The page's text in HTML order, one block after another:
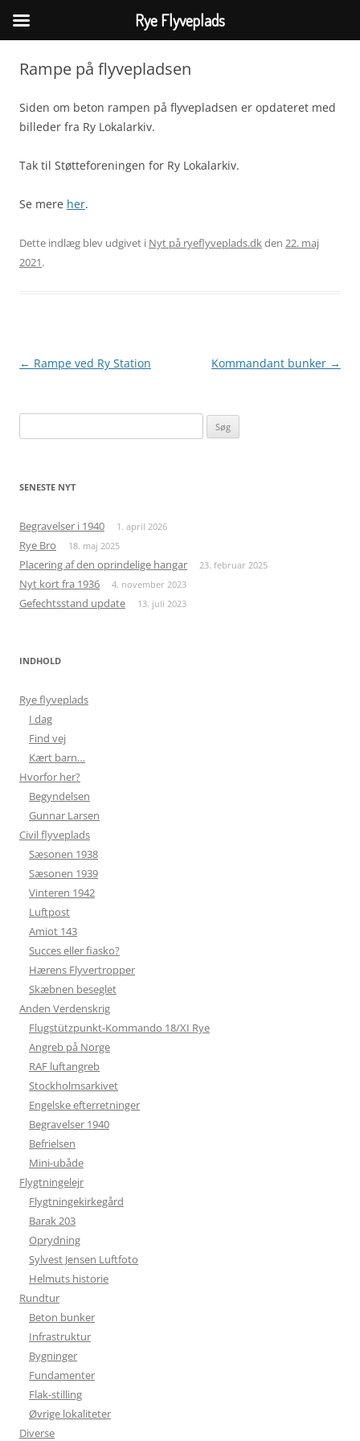
Hop
indhold
Rampe på flyvepladsen
Siden om beton rampen på flyvepladsen er opdateret med
billeder fra Ry Lokalarkiv.
Tak til Støtteforeningen for Ry Lokalarkiv.
Se mere her.
Dette indlæg blev udgivet i Nyt på ryeflyveplads.dkden 22. maj
2021.
Indlægsnavigation
← Rampe ved Ry Station Kommandant bunker →
efter:
SENESTE NYT
Begravelser i 1940 1. april 2026
Rye Bro 18. maj 2025
Placering af den oprindelige hangar 23. februar 2025
Nyt kort fra 1936 4. november 2023
Gefechtsstand update 13. juli 2023
INDHOLD
Rye flyveplads
I dag
Find vej
Kært barn…
Hvorfor her?
Begyndelsen
Gunnar Larsen
Civil flyveplads
Sæsonen 1938
Sæsonen 1939
Vinteren 1942
Luftpost
Amiot 143
Succes eller fiasko?
Hærens Flyvertropper
Skæbnen beseglet
Anden Verdenskrig
Flugstützpunkt-Kommando 18/XI Rye
Angreb på Norge
RAF luftangreb
Stockholmsarkivet
Engelske efterretninger
Begravelser 1940
Befrielsen
Mini-ubåde
Flygtningelejr
Flygtningekirkegård
Barak 203
Oprydning
Sylvest Jensen Luftfoto
Helmuts historie
Rundtur
Beton bunker
Infrastruktur
Bygninger
Fundamenter
Flak-stilling
Øvrige lokaliteter
Diverse
Rye Flyveplads